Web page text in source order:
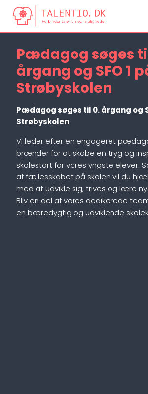
Pædagog søges
årgang og SFO 1
Strøbyskolen
Pædagog søges til 0. årgang og
Strøbyskolen
Vi leder efter en engageret
brænder for at skabe en tryg og
skolestart for vores yngste elever.
af fællesskabet på skolen vil du
med at udvikle sig, trives og lære
Bliv en del af vores dedikerede
en bæredygtig og udviklende